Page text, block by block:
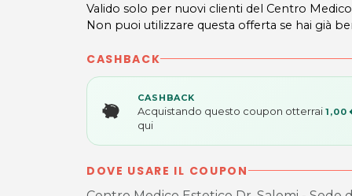
Valido solo per nuovi clienti del Centro
Non puoi utilizzare questa offerta se hai già
CASHBACK
CASHBACK
Acquistando questo coupon otterrai 1,00
qui
DOVE USARE IL COUPON